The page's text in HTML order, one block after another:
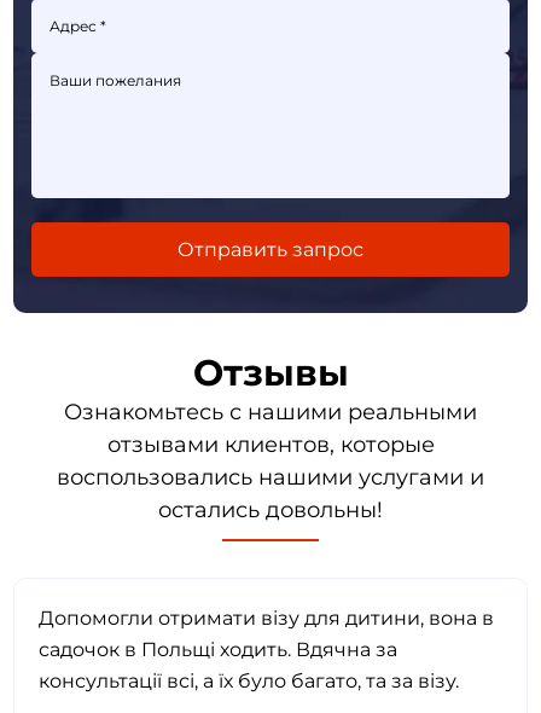
Отзывы
Ознакомьтесь с нашими реальными
отзывами клиентов, которые
воспользовались нашими услугами и
остались довольны!
Допомогли отримати візу для дитини, вона в
садочок в Польщі ходить. Вдячна за
консультації всі, а їх було багато, та за візу.